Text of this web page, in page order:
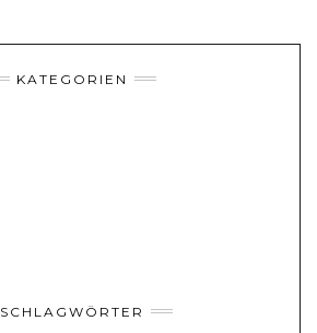
KATEGORIEN
SCHLAGWÖRTER